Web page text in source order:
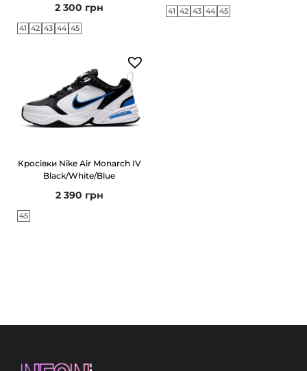
2 300 грн
41 42 43 44 45
41 42 43 44 45
Кросівки Nike Air Monarch IV
Black/White/Blue
2 390 грн
45